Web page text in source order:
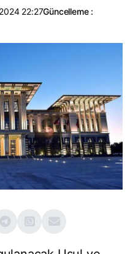
22:27Güncelleme :